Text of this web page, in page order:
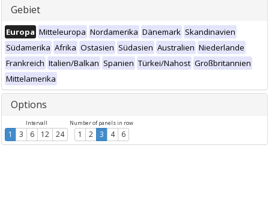
Gebiet
Europa Mitteleuropa Nordamerika Dänemark Skandinavien
Südamerika Afrika Ostasien Südasien Australien Niederlande
Frankreich Italien/Balkan Spanien Türkei/Nahost Großbritannien
Mittelamerika
Options
Intervall
1 3 6 12 24
Number of panels in row
1 2 3 4 6